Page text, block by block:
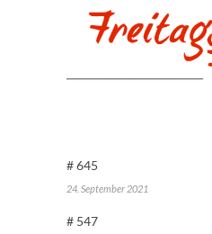
# 645
24. September 2021
# 547